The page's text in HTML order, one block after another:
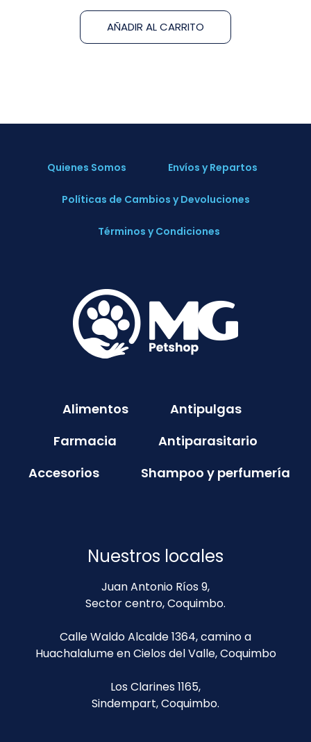
AÑADIR AL CARRITO
Quienes Somos Envíos y Repartos
Políticas de Cambios y Devoluciones
Términos y Condiciones
Alimentos
Antipulgas
Farmacia
Antiparasitario
Accesorios
Shampoo y perfumería
Nuestros locales
Juan Antonio Ríos 9,
Sector centro, Coquimbo.
Calle Waldo Alcalde 1364, camino a
Huachalalume en Cielos del Valle, Coquimbo
Los Clarines 1165,
Sindempart, Coquimbo.